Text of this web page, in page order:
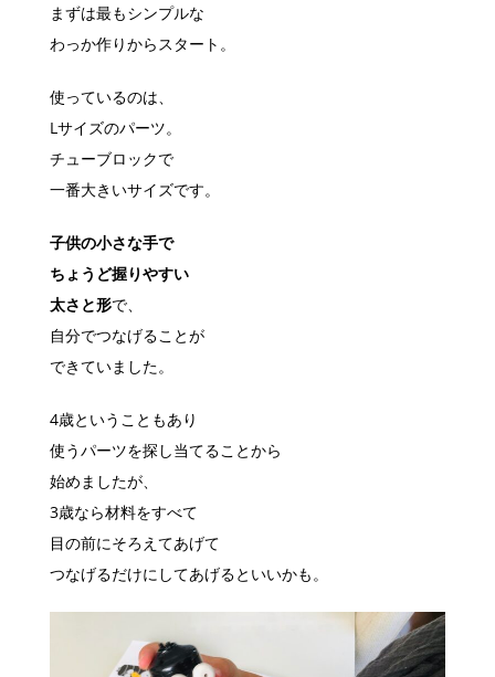
まずは最もシンプルな
わっか作りからスタート。
使っているのは、
Lサイズのパーツ。
チューブロックで
一番大きいサイズです。
子供の小さな手で
ちょうど握りやすい
太さと形で、
自分でつなげることが
できていました。
4歳ということもあり
使うパーツを探し当てることから
始めましたが、
3歳なら材料をすべて
目の前にそろえてあげて
つなげるだけにしてあげるといいかも。